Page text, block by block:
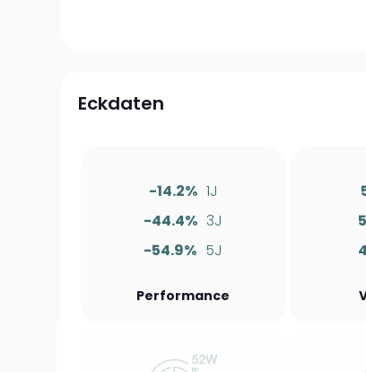
Eckdaten
-14.2% 1J
-44.4% 3J
-54.9% 5J
Performance